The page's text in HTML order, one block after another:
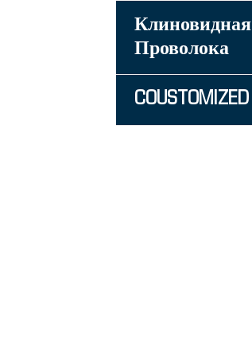
Клиновидная
Проволока
COUSTOMIZED